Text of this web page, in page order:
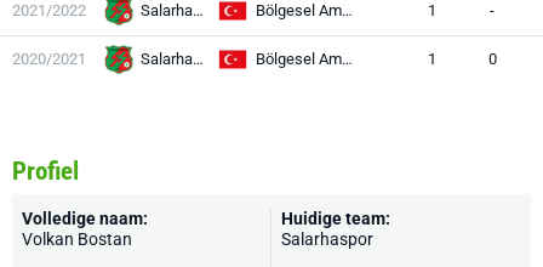
2021/2022 Salarhaspor Bölgesel Amatör Lig 1 -
2020/2021 Salarhaspor Bölgesel Amatör Lig 1 0
Profiel
Volledige naam:
Volkan Bostan
Huidige team:
Salarhaspor